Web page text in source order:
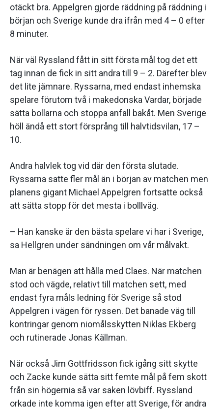
otäckt bra. Appelgren gjorde räddning på räddning i
början och Sverige kunde dra ifrån med 4 – 0 efter
8 minuter.
När väl Ryssland fått in sitt första mål tog det ett
tag innan de fick in sitt andra till 9 – 2. Därefter blev
det lite jämnare. Ryssarna, med endast inhemska
spelare förutom två i makedonska Vardar, började
sätta bollarna och stoppa anfall bakåt. Men Sverige
höll ändå ett stort försprång till halvtidsvilan, 17 –
10.
Andra halvlek tog vid där den första slutade.
Ryssarna satte fler mål än i början av matchen men
planens gigant Michael Appelgren fortsatte också
att sätta stopp för det mesta i bolllväg.
– Han kanske är den bästa spelare vi har i Sverige,
sa Hellgren under sändningen om vår målvakt.
Man är benägen att hålla med Claes. När matchen
stod och vägde, relativt till matchen sett, med
endast fyra måls ledning för Sverige så stod
Appelgren i vägen för ryssen. Det banade väg till
kontringar genom niomålsskytten Niklas Ekberg
och rutinerade Jonas Källman.
När också Jim Gottfridsson fick igång sitt skytte
och Zacke kunde sätta sitt femte mål på fem skott
från sin högernia så var saken lövbiff. Ryssland
orkade inte komma igen efter att Sverige, för andra